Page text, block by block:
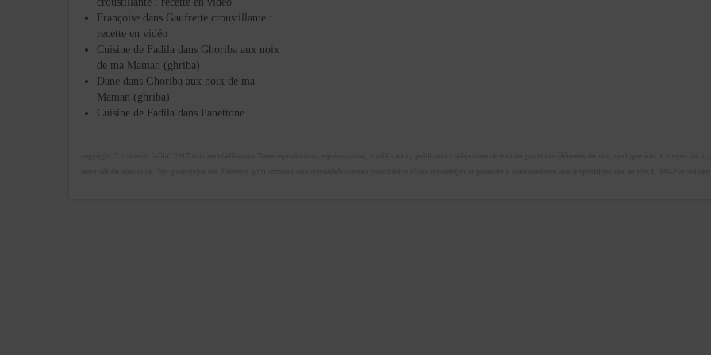
Françoise dans Gaufrette croustillante :
recette en vidéo
Cuisine de Fadila dans Ghoriba aux noix
de ma Maman (ghriba)
Dane dans Ghoriba aux noix de ma
Maman (ghriba)
Cuisine de Fadila dans Panettone